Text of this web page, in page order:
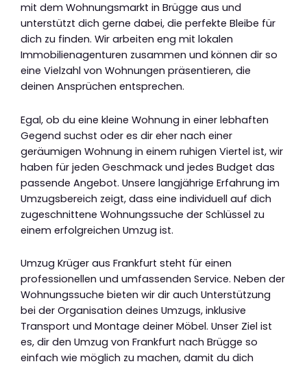
mit dem Wohnungsmarkt in Brügge aus und
unterstützt dich gerne dabei, die perfekte Bleibe für
dich zu finden. Wir arbeiten eng mit lokalen
Immobilienagenturen zusammen und können dir so
eine Vielzahl von Wohnungen präsentieren, die
deinen Ansprüchen entsprechen.
Egal, ob du eine kleine Wohnung in einer lebhaften
Gegend suchst oder es dir eher nach einer
geräumigen Wohnung in einem ruhigen Viertel ist, wir
haben für jeden Geschmack und jedes Budget das
passende Angebot. Unsere langjährige Erfahrung im
Umzugsbereich zeigt, dass eine individuell auf dich
zugeschnittene Wohnungssuche der Schlüssel zu
einem erfolgreichen Umzug ist.
Umzug Krüger aus Frankfurt steht für einen
professionellen und umfassenden Service. Neben der
Wohnungssuche bieten wir dir auch Unterstützung
bei der Organisation deines Umzugs, inklusive
Transport und Montage deiner Möbel. Unser Ziel ist
es, dir den Umzug von Frankfurt nach Brügge so
einfach wie möglich zu machen, damit du dich